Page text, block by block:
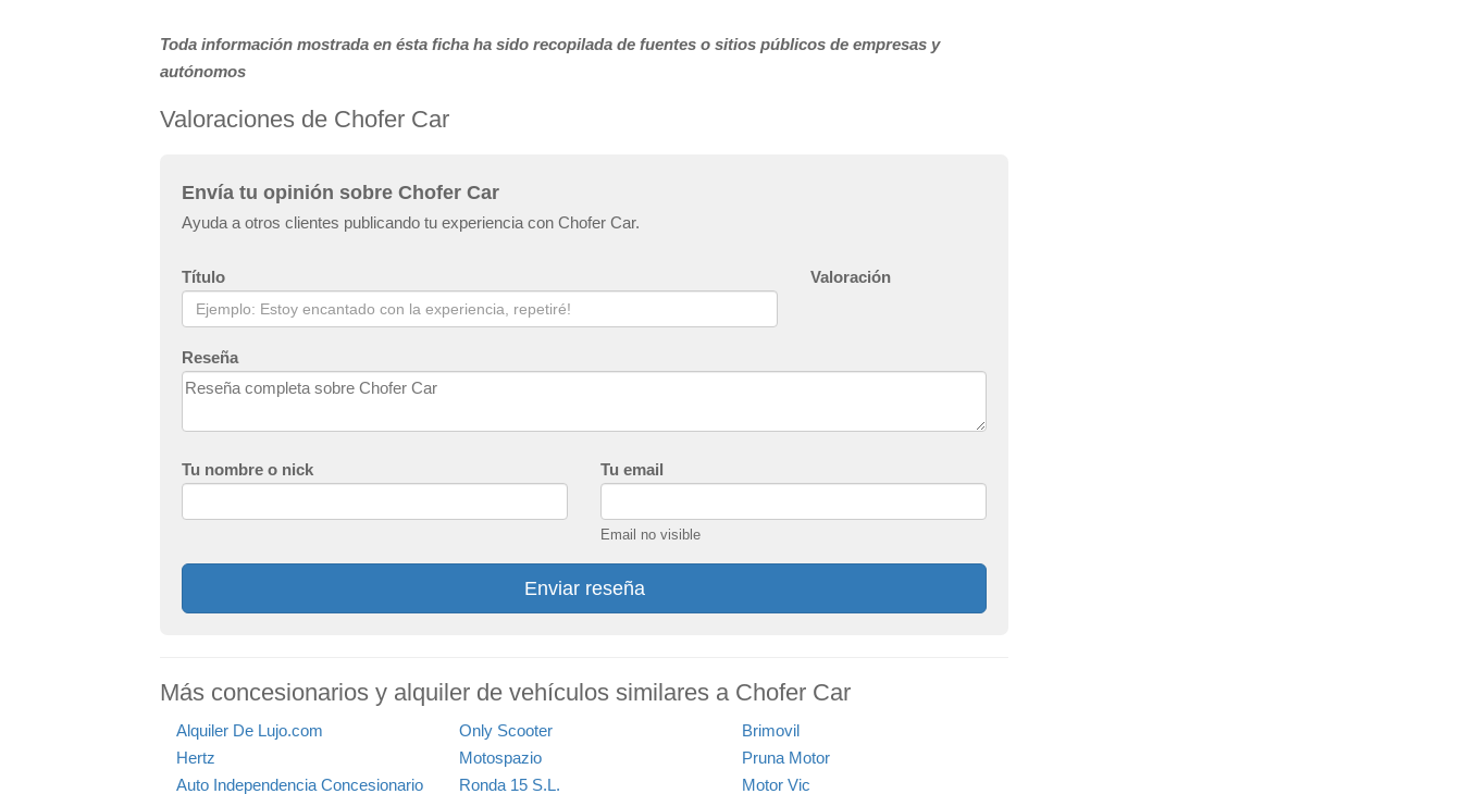
Toda información mostrada en ésta ficha ha sido recopilada de fuentes o sitios públicos de empresas y
autónomos
Valoraciones de Chofer Car
Envía tu opinión sobre Chofer Car
Ayuda a otros clientes publicando tu experiencia con Chofer Car.
Título Valoración
Reseña
Tu nombre o nick Tu email
Email no visible
Enviar reseña
Más concesionarios y alquiler de vehículos similares a Chofer Car
Alquiler De Lujo.com Only Scooter
Brimovil
Hertz
Motospazio
Pruna Motor
Auto Independencia Concesionario
Ronda 15 S.L. Motor Vic